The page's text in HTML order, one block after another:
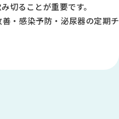
切ることが重要です。
・感染予防・泌尿器の定期チ